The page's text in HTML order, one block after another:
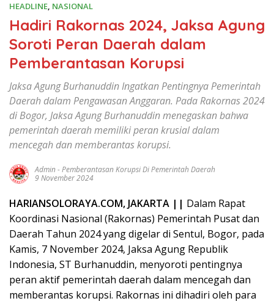
HEADLINE, NASIONAL
Hadiri Rakornas 2024, Jaksa Agung
Soroti Peran Daerah dalam
Pemberantasan Korupsi
Jaksa Agung Burhanuddin Ingatkan Pentingnya Pemerintah
Daerah dalam Pengawasan Anggaran. Pada Rakornas 2024
di Bogor, Jaksa Agung Burhanuddin menegaskan bahwa
pemerintah daerah memiliki peran krusial dalam
mencegah dan memberantas korupsi.
Admin-Pemberantasan Korupsi Di Pemerintah Daerah
9 November 2024
HARIANSOLORAYA.COM, JAKARTA || Dalam Rapat
Koordinasi Nasional (Rakornas) Pemerintah Pusat dan
Daerah Tahun 2024 yang digelar di Sentul, Bogor, pada
Kamis, 7 November 2024, Jaksa Agung Republik
Indonesia, ST Burhanuddin, menyoroti pentingnya
peran aktif pemerintah daerah dalam mencegah dan
memberantas korupsi. Rakornas ini dihadiri oleh para